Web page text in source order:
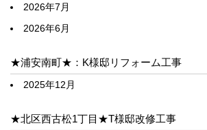
2026年7月
2026年6月
★浦安南町★：K様邸リフォーム工事
2025年12月
★北区西古松1丁目★T様邸改修工事